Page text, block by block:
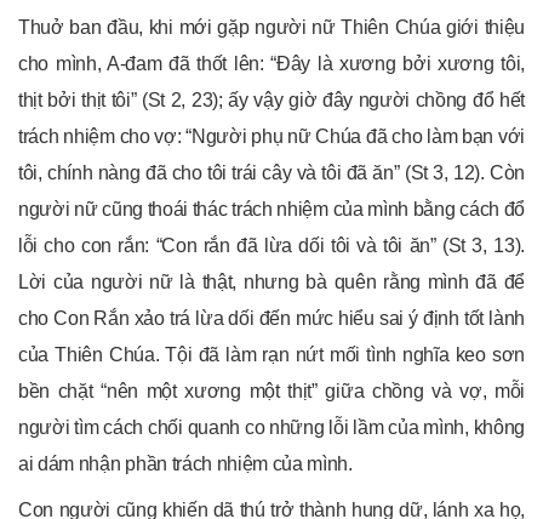
Thuở ban đầu, khi mới gặp người nữ Thiên Chúa giới thiệu
cho mình, A-đam đã thốt lên: “Đây là xương bởi xương tôi,
thịt bởi thịt tôi” (St 2, 23); ấy vậy giờ đây người chồng đổ hết
trách nhiệm cho vợ: “Người phụ nữ Chúa đã cho làm bạn với
tôi, chính nàng đã cho tôi trái cây và tôi đã ăn” (St 3, 12). Còn
người nữ cũng thoái thác trách nhiệm của mình bằng cách đổ
lỗi cho con rắn: “Con rắn đã lừa dối tôi và tôi ăn” (St 3, 13).
Lời của người nữ là thật, nhưng bà quên rằng mình đã để
cho Con Rắn xảo trá lừa dối đến mức hiểu sai ý định tốt lành
của Thiên Chúa. Tội đã làm rạn nứt mối tình nghĩa keo sơn
bền chặt “nên một xương một thịt” giữa chồng và vợ, mỗi
người tìm cách chối quanh co những lỗi lầm của mình, không
ai dám nhận phần trách nhiệm của mình.
Con người cũng khiến dã thú trở thành hung dữ, lánh xa họ,